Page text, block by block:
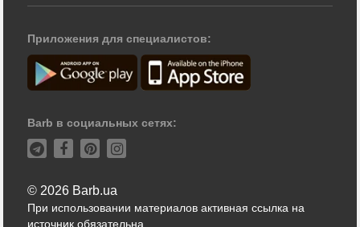
Приложения для специалистов:
Barb в социальных сетях:
© 2026 Barb.ua
При использовании материалов активная ссылка на
источник обязательна